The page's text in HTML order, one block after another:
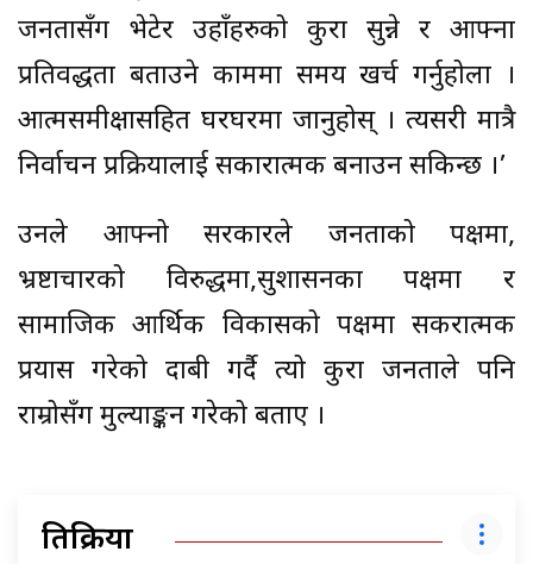
जनतासँग भेटेर उहाँहरुको कुरा सुन्ने र आफ्ना
प्रतिवद्धता बताउने काममा समय खर्च गर्नुहोला ।
आत्मसमीक्षासहित घरघरमा जानुहोस् । त्यसरी मात्रै
निर्वाचन प्रक्रियालाई सकारात्मक बनाउन सकिन्छ ।’
उनले आफ्नो सरकारले जनताको पक्षमा,
भ्रष्टाचारको विरुद्धमा,सुशासनका पक्षमा र
सामाजिक आर्थिक विकासको पक्षमा सकरात्मक
प्रयास गरेको दाबी गर्दै त्यो कुरा जनताले पनि
राम्रोसँग मुल्याङ्कन गरेको बताए ।
प्रतिक्रिया